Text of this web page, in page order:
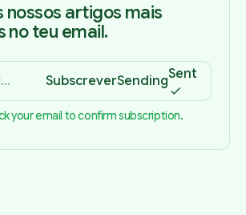
nossos artigos mais
no teu email.
SubscreverSendingSent
your email to confirm subscription.